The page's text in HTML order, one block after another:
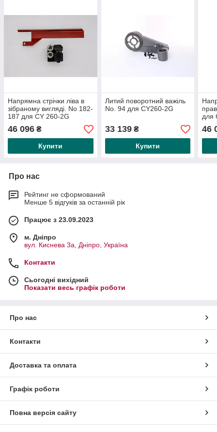
Напрямна стрічки ліва в
зібраному вигляді. No 182-
187 для CY 260-2G
46 096 ₴
Купити
Литий поворотний важіль
No. 94 для CY260-2G
33 139₴
Купити
для
46
Про нас
Рейтинг не сформований
Менше 5 відгуків за останній рік
Працює з 23.09.2023
м. Дніпро
вул. Киснева 3а, Дніпро, Україна
Контакти
Сьогодні вихідний
Показати весь графік роботи
Про нас
Контакти
Доставка та оплата
Графік роботи
Повна версія сайту